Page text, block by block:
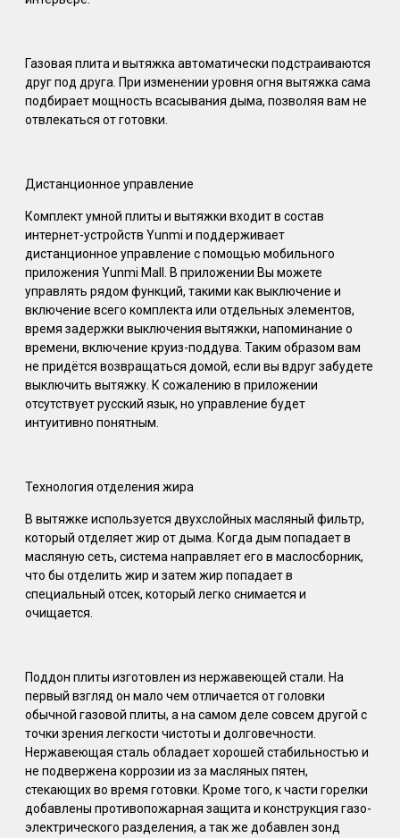
Газовая плита и вытяжка автоматически подстраиваются
друг под друга. При изменении уровня огня вытяжка сама
подбирает мощность всасывания дыма, позволяя вам не
отвлекаться от готовки.
Дистанционное управление
Комплект умной плиты и вытяжки входит в состав
интернет-устройств Yunmi и поддерживает
дистанционное управление с помощью мобильного
приложения Yunmi Mall. В приложении Вы можете
управлять рядом функций, такими как выключение и
включение всего комплекта или отдельных элементов,
время задержки выключения вытяжки, напоминание о
времени, включение круиз-поддува. Таким образом вам
не придётся возвращаться домой, если вы вдруг забудете
выключить вытяжку. К сожалению в приложении
отсутствует русский язык, но управление будет
интуитивно понятным.
Технология отделения жира
В вытяжке используется двухслойных масляный фильтр,
который отделяет жир от дыма. Когда дым попадает в
масляную сеть, система направляет его в маслосборник,
что бы отделить жир и затем жир попадает в
специальный отсек, который легко снимается и
очищается.
Поддон плиты изготовлен из нержавеющей стали. На
первый взгляд он мало чем отличается от головки
обычной газовой плиты, а на самом деле совсем другой с
точки зрения легкости чистоты и долговечности.
Нержавеющая сталь обладает хорошей стабильностью и
не подвержена коррозии из за масляных пятен,
стекающих во время готовки. Кроме того, к части горелки
добавлены противопожарная защита и конструкция газо-
электрического разделения, а так же добавлен зонд